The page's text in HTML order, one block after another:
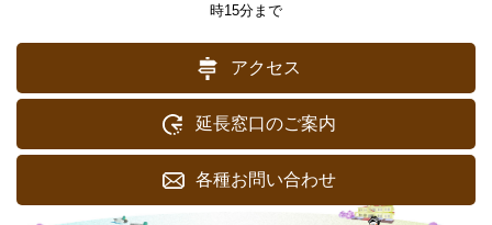
時15分まで
アクセス
延長窓口のご案内
各種お問い合わせ